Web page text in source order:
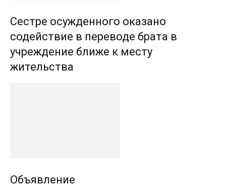
Сестре осужденного оказано
содействие в переводе брата в
учреждение ближе к месту
жительства
Объявление